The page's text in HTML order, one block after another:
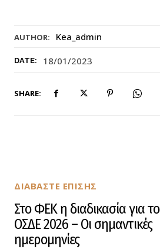
AUTHOR: Kea_admin
DATE: 18/01/2023
SHARE:
ΔΙΑΒΑΣΤΕ ΕΠΙΣΗΣ
Στο ΦΕΚ η διαδικασία για το
ΟΣΔΕ 2026 – Οι σημαντικές
ημερομηνίες